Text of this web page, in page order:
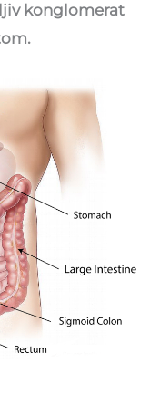
konglomerat